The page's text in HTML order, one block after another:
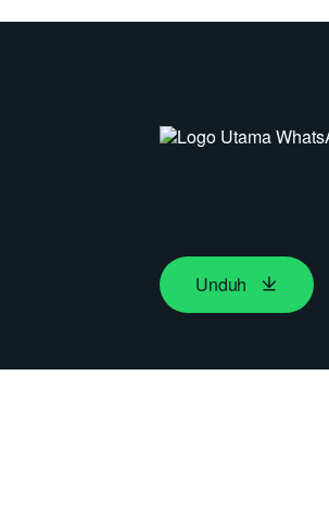
Unduh